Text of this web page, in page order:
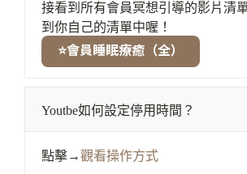
接看到所有會員冥想引導的影片清
到你自己的清單中喔！
⭐會員睡眠療癒（全）
Youtbe如何設定停用時間？
點擊→觀看操作方式